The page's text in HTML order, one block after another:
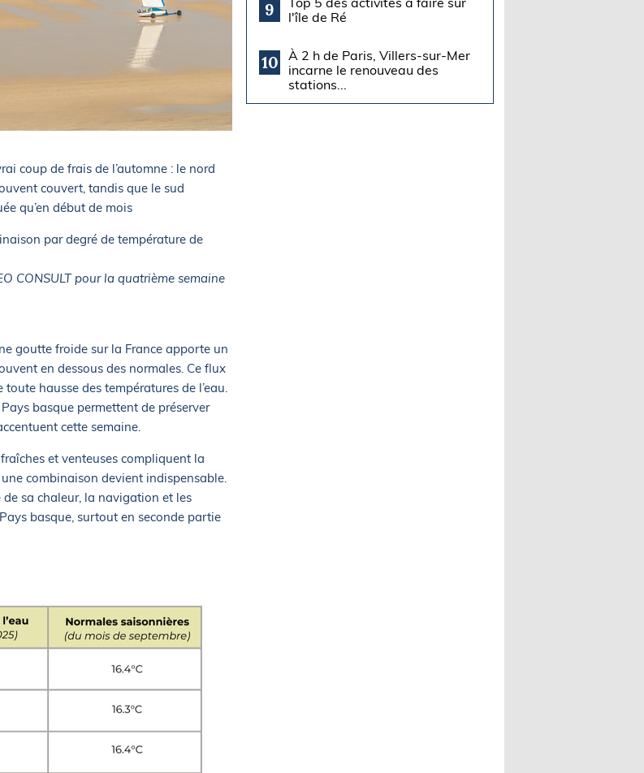
coup de frais de l’automne : le nord
couvert, tandis que le sud
qu’en début de mois
par degré de température de
CONSULT pour la quatrième semaine
goutte froide sur la France apporte un
en dessous des normales. Ce flux
hausse des températures de l’eau.
basque permettent de préserver
cette semaine.
et venteuses compliquent la
combinaison devient indispensable.
sa chaleur, la navigation et les
basque, surtout en seconde partie
9
l'île de Ré
10
À 2 h de Paris, Villers-sur-Mer
incarne le renouveau des
stations...